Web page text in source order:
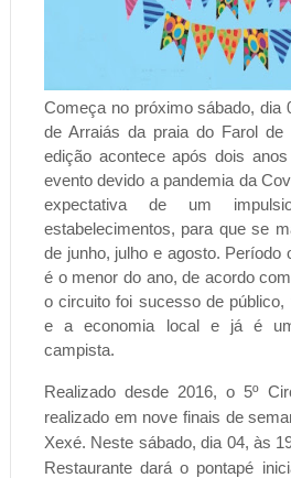
Começa no próximo sábado, dia
de Arraiás da praia do Farol de
edição acontece após dois
evento devido a pandemia da
expectativa de um
estabelecimentos, para que se
de junho, julho e agosto. Período
é o menor do ano, de acordo
o circuito foi sucesso de público,
e a economia local e já é
campista.
Realizado desde 2016, o 5º
realizado em nove finais de
Xexé. Neste sábado, dia 04, às
Restaurante dará o pontapé